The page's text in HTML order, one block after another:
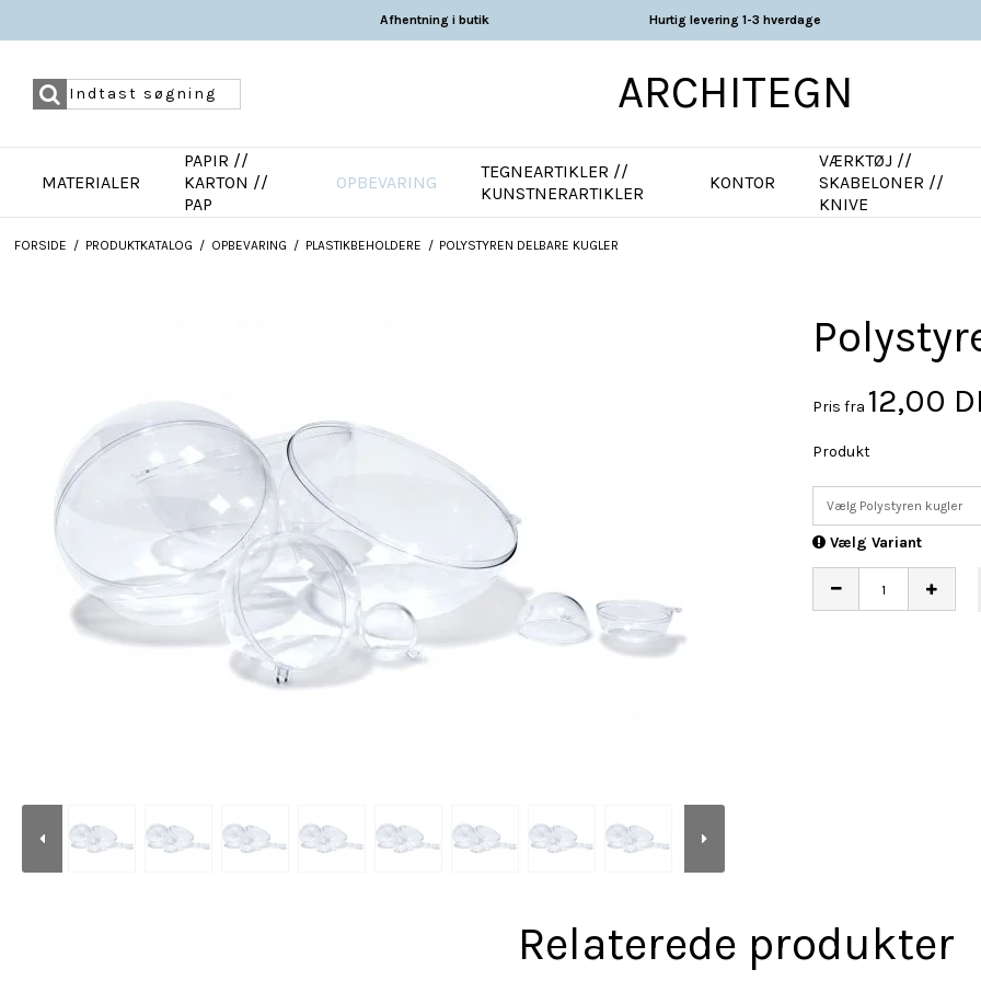
Afhentning i butik Hurtig levering 1-3 hverdage
ARCHITEGN
MATERIALER
PAPIR //
KARTON //
PAP
OPBEVARING
TEGNEARTIKLER //
KUNSTNERARTIKLER
KONTOR
VÆRKTØJ //
SKABELONER //
KNIVE
FORSIDE / PRODUKTKATALOG / OPBEVARING / PLASTIKBEHOLDERE / POLYSTYREN DELBARE KUGLER
Pris fra 12,00
Produkt
Vælg Polystyren kugler
Vælg Variant
Relaterede produkter